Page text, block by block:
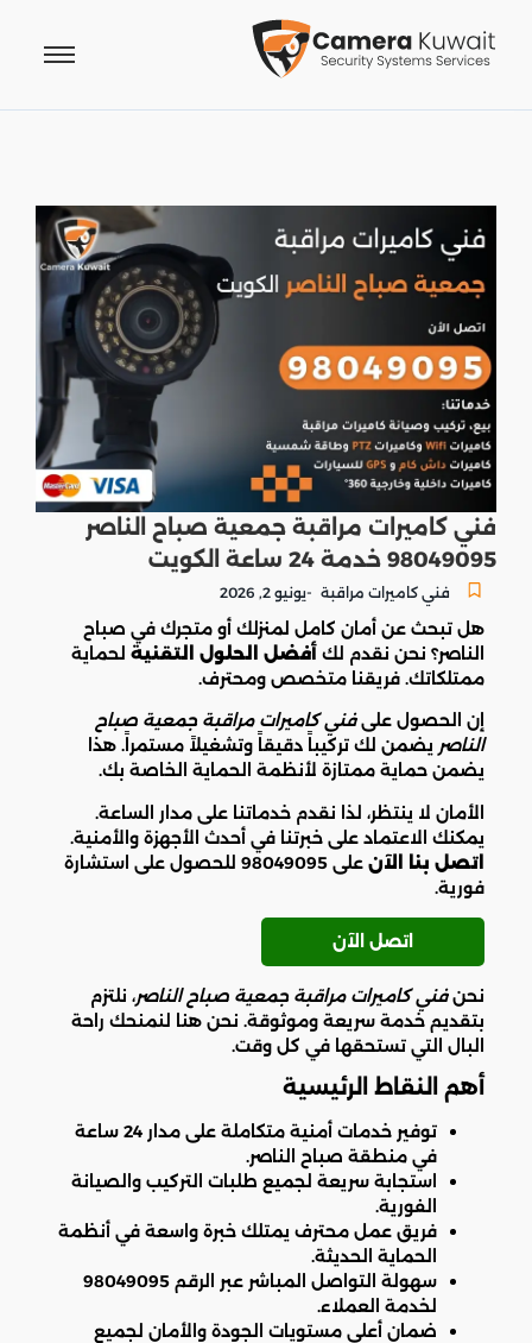
فني كاميرات مراقبة جمعية صباح الناصر
98049095 خدمة 24 ساعة الكويت
فني كاميرات مراقبة -يونيو 2, 2026
هل تبحث عن أمان كامل لمنزلك أو متجرك في صباح
الناصر؟ نحن نقدم لك أفضل الحلول التقنية لحماية
ممتلكاتك. فريقنا متخصص ومحترف.
إن الحصول علىفني كاميرات مراقبة جمعية صباح
الناصر يضمن لك تركيباً دقيقاً وتشغيلاً مستمراً. هذا
يضمن حماية ممتازة لأنظمة الحماية الخاصة بك.
الأمان لا ينتظر، لذا نقدم خدماتنا على مدار الساعة.
يمكنك الاعتماد على خبرتنا في أحدث الأجهزة والأمنية.
اتصل بنا الآن
على 98049095 للحصول على استشارة
فورية.
اتصل الآن
نحنفني كاميرات مراقبة جمعية صباح الناصر، نلتزم
بتقديم خدمة سريعة وموثوقة. نحن هنا لنمنحك راحة
البال التي تستحقها في كل وقت.
أهم النقاط الرئيسية
توفير خدمات أمنية متكاملة على مدار 24 ساعة
في منطقة صباح الناصر.
استجابة سريعة لجميع طلبات التركيب والصيانة
الفورية.
فريق عمل محترف يمتلك خبرة واسعة في أنظمة
الحماية الحديثة.
سهولة التواصل المباشر عبر الرقم 98049095
لخدمة العملاء.
ضمان أعلى مستويات الجودة والأمان لجميع